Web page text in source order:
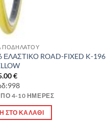
ΠΟΔΗΛΑΤΟΥ
ΕΛΑΣΤΙΚΟ ROAD-FIXED K-196
€
4-10 ΗΜΈΡΕΣ
ΣΤΟ ΚΑΛΆΘΙ